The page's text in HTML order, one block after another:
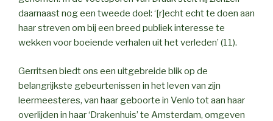
daarnaast nog een tweede doel: ‘[r]echt echt te doen aan
haar streven om bij een breed publiek interesse te
wekken voor boeiende verhalen uit het verleden’ (11).
Gerritsen biedt ons een uitgebreide blik op de
belangrijkste gebeurtenissen in het leven van zijn
leermeesteres, van haar geboorte in Venlo tot aan haar
overlijden in haar ‘Drakenhuis’ te Amsterdam, omgeven